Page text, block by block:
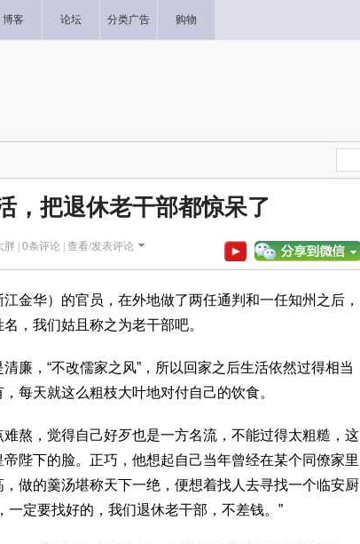
博客 论坛 分类广告 购物
，把退休老干部都惊呆了
| 0条评论 | 查看/发表评论
金华）的官员，在外地做了两任通判和一任知州之后，
，我们姑且称之为老干部吧。
廉，“不改儒家之风”，所以回家之后生活依然过得相当
每天就这么粗枝大叶地对付自己的饮食。
熬，觉得自己好歹也是一方名流，不能过得太粗糙，这
陛下的脸。正巧，他想起自己当年曾经在某个同僚家里
做的羹汤堪称天下一绝，便想着找人去寻找一个临安厨
一定要找好的，我们退休老干部，不差钱。”